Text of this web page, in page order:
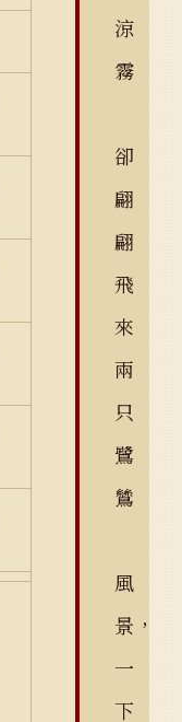
涼
霧
卻
翩
翩
飛
來
兩
只
鷺
鷥
風
景，
一
下